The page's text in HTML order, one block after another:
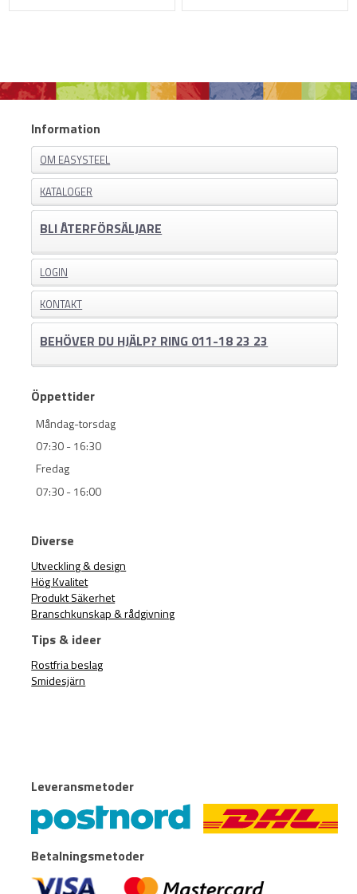
Information
OM EASYSTEEL
KATALOGER
BLI ÅTERFÖRSÄLJARE
LOGIN
KONTAKT
BEHÖVER DU HJÄLP? RING 011-18 23 23
Öppettider
Måndag-torsdag
07:30 - 16:30
Fredag
07:30 - 16:00
Diverse
Utveckling & design
Hög Kvalitet
Produkt Säkerhet
Branschkunskap & rådgivning
Tips & ideer
Rostfria beslag
Smidesjärn
Leveransmetoder
Betalningsmetoder